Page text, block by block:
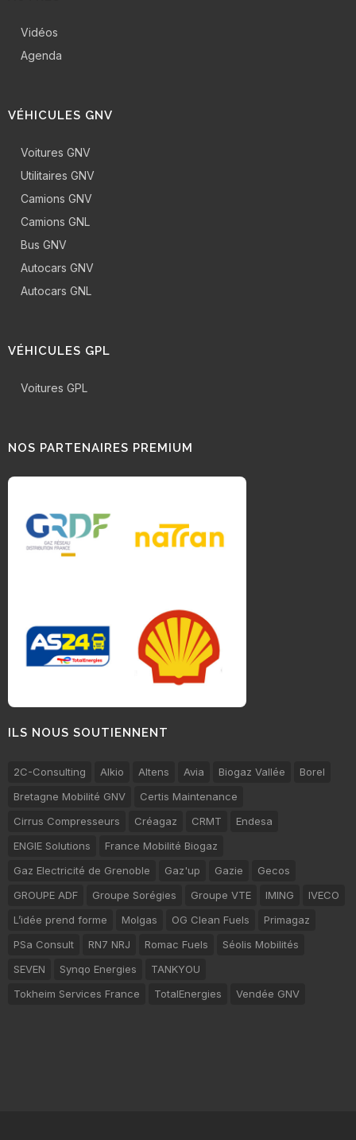
Vidéos
Agenda
VÉHICULES GNV
Voitures GNV
Utilitaires GNV
Camions GNV
Camions GNL
Bus GNV
Autocars GNV
Autocars GNL
VÉHICULES GPL
Voitures GPL
NOS PARTENAIRES PREMIUM
ILS NOUS SOUTIENNENT
2C-Consulting Alkio Altens Avia Biogaz Vallée
Borel
Bretagne Mobilité GNV
Certis Maintenance
Cirrus Compresseurs
Créagaz CRMT
Endesa
ENGIE Solutions
France Mobilité Biogaz
Gaz Electricité de Grenoble
Gaz'up Gazie
Gecos
GROUPE ADF
Groupe Sorégies Groupe VTE IMING
IVECO
L’idée prend forme
Molgas OG Clean Fuels
Primagaz
PSa Consult
RN7 NRJ Romac Fuels
Séolis Mobilités
SEVEN
Synqo Energies
TANKYOU
Tokheim Services France
TotalEnergies Vendée GNV